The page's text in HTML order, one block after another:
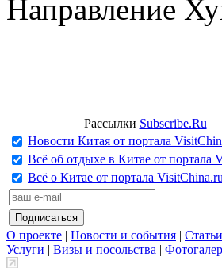
Направление
Рассылки Subscribe.Ru
Новости Китая от портала
Всё об отдыхе в Китае от портала
Всё о Китае от портала VisitChina.ru
О проекте | Новости и события | Статьи
Услуги | Визы и посольства |